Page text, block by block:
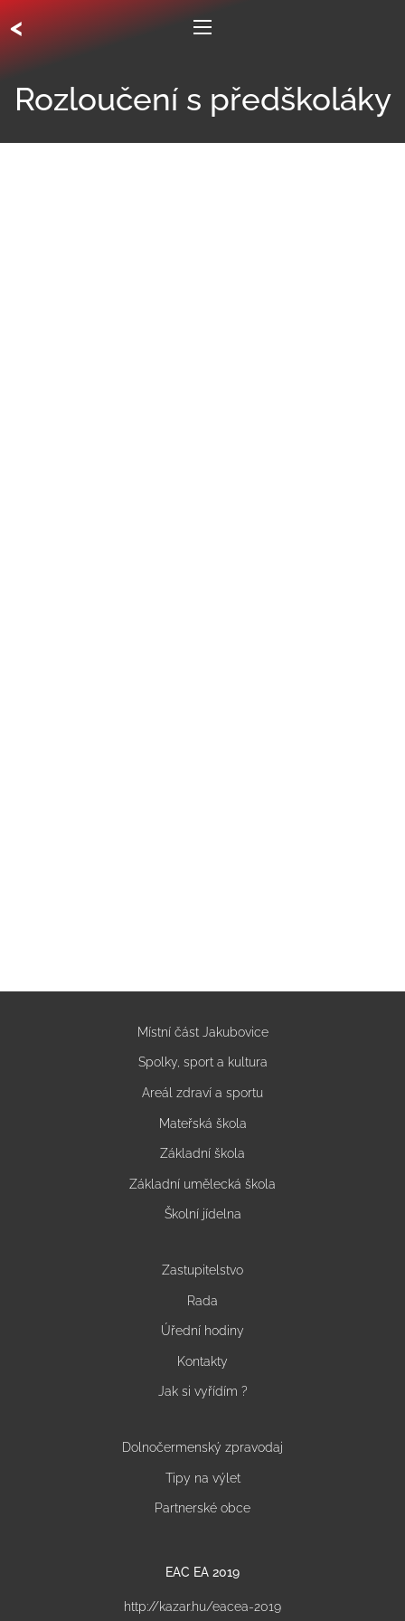
<
Rozloučení s předškoláky
Místní část Jakubovice
Spolky, sport a kultura
Areál zdraví a sportu
Mateřská škola
Základní škola
Základní umělecká škola
Školní jídelna
Zastupitelstvo
Rada
Úřední hodiny
Kontakty
Jak si vyřídím ?
Dolnočermenský zpravodaj
Tipy na výlet
Partnerské obce
EAC EA 2019
http://kazar.hu/eacea-2019